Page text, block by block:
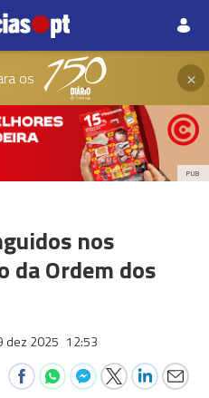
os ×
PUB
nos
da Ordem dos
dez 2025 12:53